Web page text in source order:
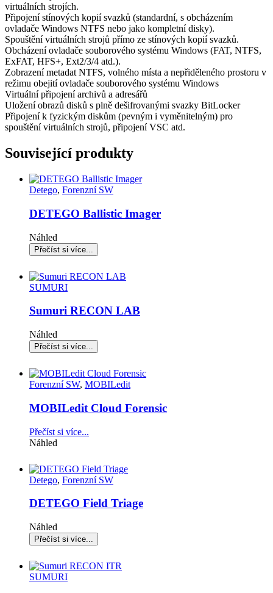
virtuálních strojích.
Připojení stínových kopií svazků (standardní, s obcházením
ovladače Windows NTFS nebo jako kompletní disky).
Spouštění virtuálních strojů přímo ze stínových kopií svazků.
Obcházení ovladače souborového systému Windows (FAT, NTFS,
ExFAT, HFS+, Ext2/3/4 atd.).
Zobrazení metadat NTFS, volného místa a nepřiděleného prostoru v
režimu obejití ovladače souborového systému Windows
Virtuální připojení archivů a adresářů
Uložení obrazů disků s plně dešifrovanými svazky BitLocker
Připojení k fyzickým diskům (pevným i vyměnitelným) pro
spouštění virtuálních strojů, připojení VSC atd.
Související produkty
Detego, Forenzní SW
DETEGO Ballistic Imager
Náhled
SUMURI
Sumuri RECON LAB
Náhled
Forenzní SW, MOBILedit
MOBILedit Cloud Forensic
Přečíst si více...
Náhled
Detego, Forenzní SW
DETEGO Field Triage
Náhled
SUMURI